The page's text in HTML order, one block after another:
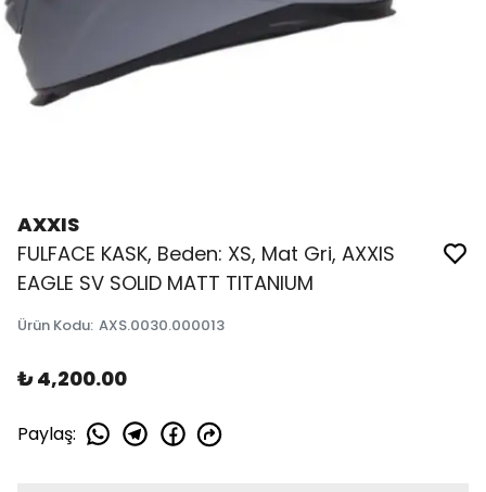
AXXIS
FULFACE KASK, Beden: XS, Mat Gri, AXXIS
EAGLE SV SOLID MATT TITANIUM
Ürün Kodu: AXS.0030.000013
₺ 4,200.00
Paylaş: